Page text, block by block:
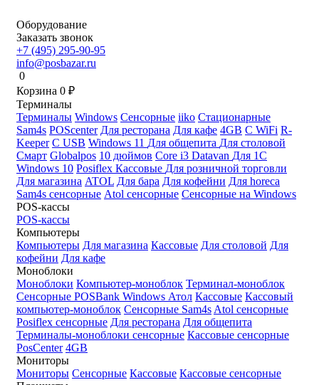
Оборудование
Заказать звонок
+7 (495) 295-90-95
info@posbazar.ru
0
Корзина 0 ₽
Терминалы
Терминалы Windows Сенсорные iiko Стационарные
Sam4s POScenter Для ресторана Для кафе 4GB С WiFi R-
Keeper С USB Windows 11 Для общепита Для столовой
Смарт Globalpos 10 дюймов Core i3 Datavan Для 1С
Windows 10 Posiflex Кассовые Для розничной торговли
Для магазина ATOL Для бара Для кофейни Для horeca
Sam4s сенсорные Atol сенсорные Сенсорные на Windows
POS-кассы
POS-кассы
Компьютеры
Компьютеры Для магазина Кассовые Для столовой Для
кофейни Для кафе
Моноблоки
Моноблоки Компьютер-моноблок Терминал-моноблок
Сенсорные POSBank Windows Атол Кассовые Кассовый
компьютер-моноблок Сенсорные Sam4s Atol сенсорные
Posiflex сенсорные Для ресторана Для общепита
Терминалы-моноблоки сенсорные Кассовые сенсорные
PosCenter 4GB
Мониторы
Мониторы Сенсорные Кассовые Кассовые сенсорные